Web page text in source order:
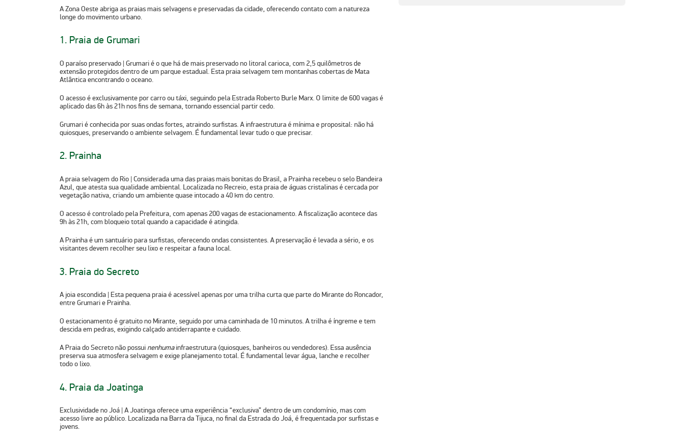
A Zona Oeste abriga as praias mais selvagens e preservadas da cidade, oferecendo contato com a natureza
longe do movimento urbano.
1. Praia de Grumari
O paraíso preservado | Grumari é o que há de mais preservado no litoral carioca, com 2,5 quilômetros de
extensão protegidos dentro de um parque estadual. Esta praia selvagem tem montanhas cobertas de Mata
Atlântica encontrando o oceano.
O acesso é exclusivamente por carro ou táxi, seguindo pela Estrada Roberto Burle Marx. O limite de 600 vagas é
aplicado das 6h às 21h nos fins de semana, tornando essencial partir cedo.
Grumari é conhecida por suas ondas fortes, atraindo surfistas. A infraestrutura é mínima e proposital: não há
quiosques, preservando o ambiente selvagem. É fundamental levar tudo o que precisar.
2. Prainha
A praia selvagem do Rio | Considerada uma das praias mais bonitas do Brasil, a Prainha recebeu o selo Bandeira
Azul, que atesta sua qualidade ambiental. Localizada no Recreio, esta praia de águas cristalinas é cercada por
vegetação nativa, criando um ambiente quase intocado a 40 km do centro.
O acesso é controlado pela Prefeitura, com apenas 200 vagas de estacionamento. A fiscalização acontece das
9h às 21h, com bloqueio total quando a capacidade é atingida.
A Prainha é um santuário para surfistas, oferecendo ondas consistentes. A preservação é levada a sério, e os
visitantes devem recolher seu lixo e respeitar a fauna local.
3. Praia do Secreto
A joia escondida | Esta pequena praia é acessível apenas por uma trilha curta que parte do Mirante do Roncador,
entre Grumari e Prainha.
O estacionamento é gratuito no Mirante, seguido por uma caminhada de 10 minutos. A trilha é íngreme e tem
descida em pedras, exigindo calçado antiderrapante e cuidado.
A Praia do Secreto não possuinenhumainfraestrutura (quiosques, banheiros ou vendedores). Essa ausência
preserva sua atmosfera selvagem e exige planejamento total. É fundamental levar água, lanche e recolher
todo o lixo.
4. Praia da Joatinga
Exclusividade no Joá | A Joatinga oferece uma experiência “exclusiva” dentro de um condomínio, mas com
acesso livre ao público. Localizada na Barra da Tijuca, no final da Estrada do Joá, é frequentada por surfistas e
jovens.